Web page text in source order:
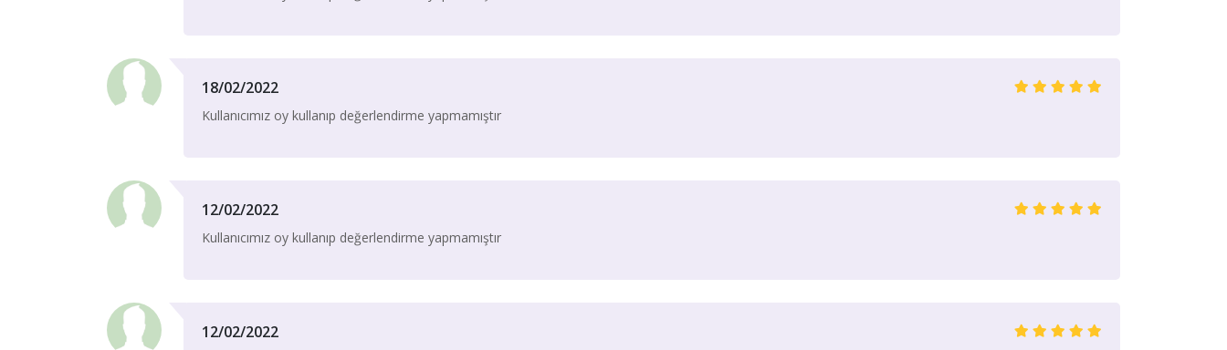
18/02/2022
Kullanıcımız oy kullanıp değerlendirme yapmamıştır
12/02/2022
Kullanıcımız oy kullanıp değerlendirme yapmamıştır
12/02/2022